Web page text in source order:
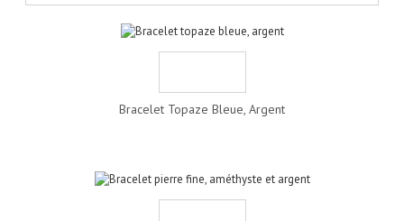
Bracelet Topaze Bleue, Argent